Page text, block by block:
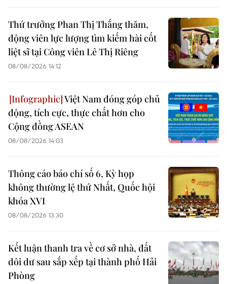
Thứ trưởng Phan Thị Thắng thăm,
động viên lực lượng tìm kiếm hài cốt
liệt sĩ tại Công viên Lê Thị Riêng
08/08/2026 14:12
Việt Nam đóng góp chủ
động, tích cực, thực chất hơn cho
Cộng đồng ASEAN
08/08/2026 14:03
Thông cáo báo chí số 6, Kỳ họp
không thường lệ thứ Nhất, Quốc hội
khóa XVI
08/08/2026 13:30
Kết luận thanh tra về cơ sở nhà, đất
dôi dư sau sắp xếp tại thành phố Hải
Phòng